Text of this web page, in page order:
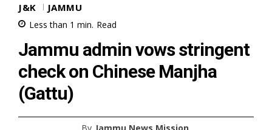
J&K JAMMU
Less than 1 min. Read
Jammu admin vows stringent
check on Chinese Manjha
(Gattu)